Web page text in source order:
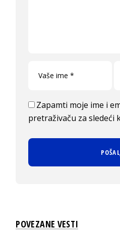
Zapamti moje ime i
pretraživaču za sledeći
POVEZANE VESTI